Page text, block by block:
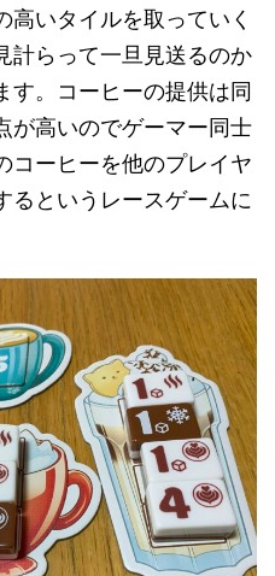
高いタイルを取っていく
計らって一旦見送るのか
す。コーヒーの提供は同
が高いのでゲーマー同士
コーヒーを他のプレイヤ
るというレースゲームに